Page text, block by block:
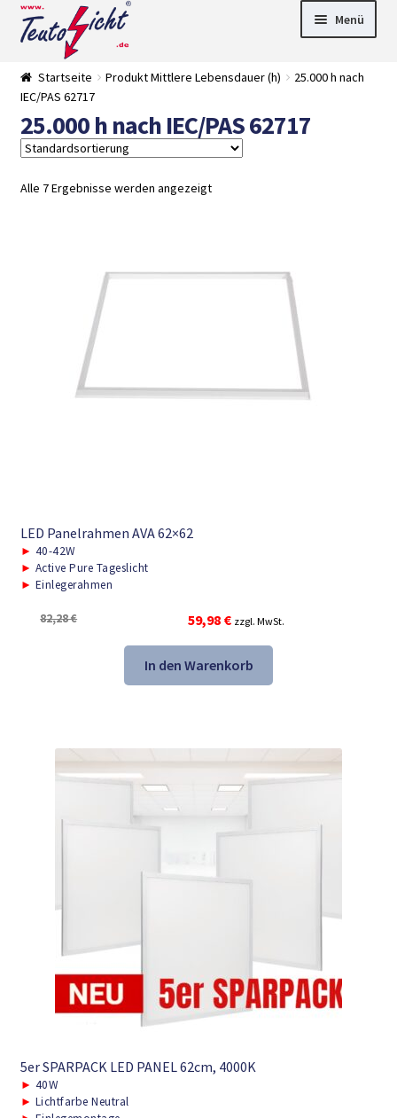
Zur
Navigation
springen
Springe
zum
Menü
► LED Panel
►
t
Downlights
►
Deckenleuch
►
Startseite Produkt Mittlere Lebensdauer (h)
25.000 h nach
IEC/PAS 62717
25.000 h nach IEC/PAS 62717
Alle 7 Ergebnisse werden angezeigt
LED Panelrahmen AVA 62×62
► 40-42W
► Active Pure Tageslicht
► Einlegerahmen
82,28€
Ursprünglicher
Preis
war:
82,28 €
59,98 €Aktueller
Preis
ist:
59,98 €.
zzgl. MwSt.
In den Warenkorb
5er SPARPACK LED PANEL 62cm, 4000K
► 40W
► Lichtfarbe Neutral